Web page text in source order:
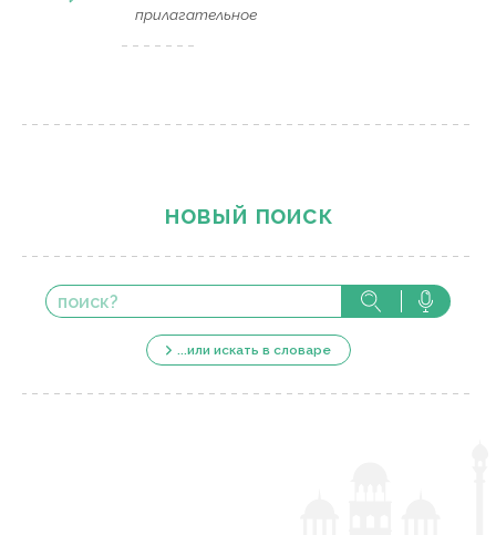
прилагательное
новый поиск
...или искать в словаре